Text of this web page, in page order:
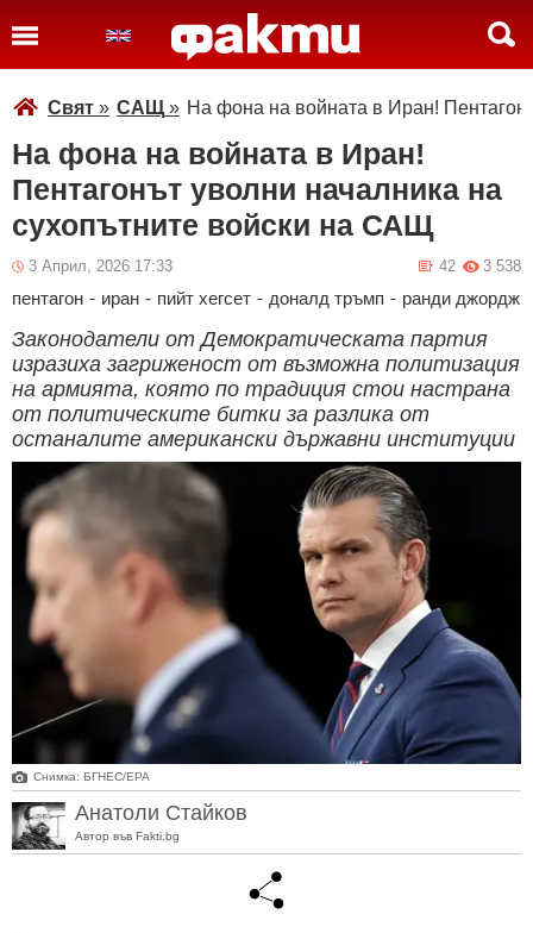
Свят » САЩ» На фона на войната в Иран!
На фона на войната в Иран!
Пентагонът уволни началника на
сухопътните войски на САЩ
3 Април, 2026 17:33 3 538
42
пентагон - иран - пийт хегсет - доналд тръмп - ранди джордж
Законодатели от Демократическата партия
изразиха загриженост от възможна политизация
на армията, която по традиция стои настрана
от политическите битки за разлика от
останалите американски държавни институции
Снимка: БГНЕС/ЕРА
Анатоли Стайков
Автор във Fakti.bg